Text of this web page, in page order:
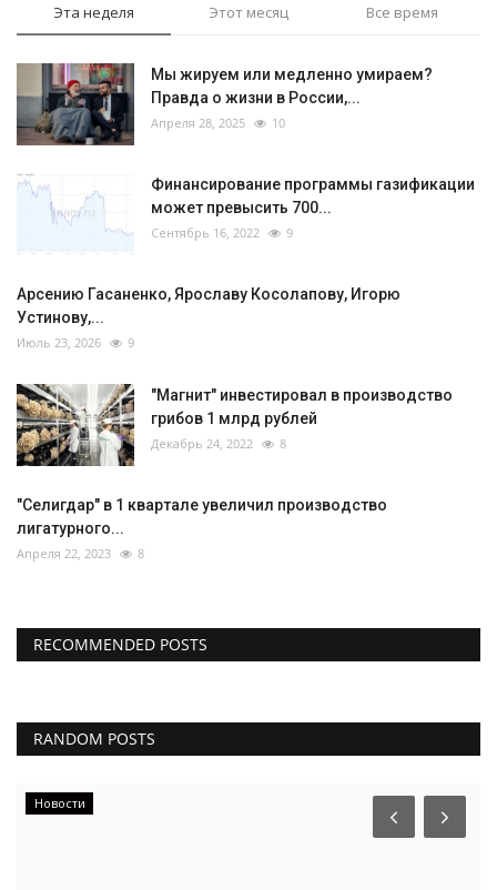
Эта неделя Этот месяц Все время
Мы жируем или медленно умираем?
Правда о жизни в России,...
Апреля 28, 2025 10
Финансирование программы газификации
может превысить 700...
Сентябрь 16, 2022 9
Арсению Гасаненко, Ярославу Косолапову, Игорю
Устинову,...
Июль 23, 2026 9
"Магнит" инвестировал в производство
грибов 1 млрд рублей
Декабрь 24, 2022 8
"Селигдар" в 1 квартале увеличил производство
лигатурного...
Апреля 22, 2023 8
RECOMMENDED POSTS
RANDOM POSTS
Новости